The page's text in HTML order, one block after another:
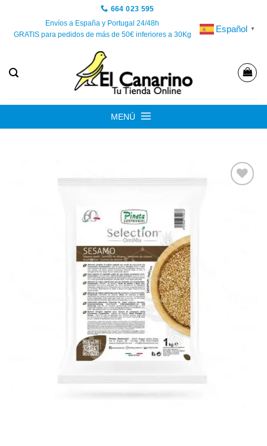
contenido
664 023 595
Envíos a España y Portugal 24/48h
GRATIS para pedidos de más de 50€ inferiores a 30Kg
Español ▼
MENÚ